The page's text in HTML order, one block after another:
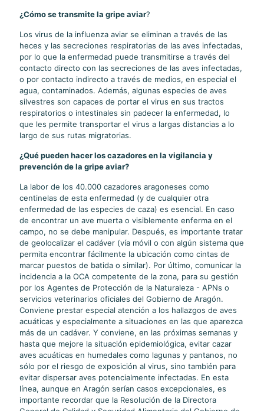
¿Cómo se transmite la gripe aviar?
Los virus de la influenza aviar se eliminan a través de las
heces y las secreciones respiratorias de las aves infectadas,
por lo que la enfermedad puede transmitirse a través del
contacto directo con las secreciones de las aves infectadas,
o por contacto indirecto a través de medios, en especial el
agua, contaminados. Además, algunas especies de aves
silvestres son capaces de portar el virus en sus tractos
respiratorios o intestinales sin padecer la enfermedad, lo
que les permite transportar el virus a largas distancias a lo
largo de sus rutas migratorias.
¿Qué pueden hacer los cazadores en la vigilancia y
prevención de la gripe aviar?
La labor de los 40.000 cazadores aragoneses como
centinelas de esta enfermedad (y de cualquier otra
enfermedad de las especies de caza) es esencial. En caso
de encontrar un ave muerta o visiblemente enferma en el
campo, no se debe manipular. Después, es importante tratar
de geolocalizar el cadáver (vía móvil o con algún sistema que
permita encontrar fácilmente la ubicación como cintas de
marcar puestos de batida o similar). Por último, comunicar la
incidencia a la OCA competente de la zona, para su gestión
por los Agentes de Protección de la Naturaleza - APNs o
servicios veterinarios oficiales del Gobierno de Aragón.
Conviene prestar especial atención a los hallazgos de aves
acuáticas y especialmente a situaciones en las que aparezca
más de un cadáver. Y conviene, en las próximas semanas y
hasta que mejore la situación epidemiológica, evitar cazar
aves acuáticas en humedales como lagunas y pantanos, no
sólo por el riesgo de exposición al virus, sino también para
evitar dispersar aves potencialmente infectadas. En esta
línea, aunque en Aragón serían casos excepcionales, es
importante recordar que la Resolución de la Directora